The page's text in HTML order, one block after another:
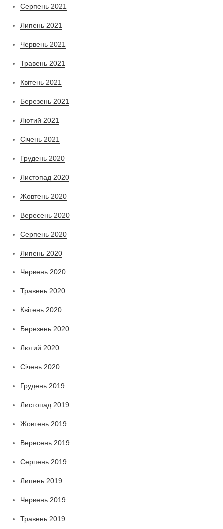
Серпень 2021
Липень 2021
Червень 2021
Травень 2021
Квітень 2021
Березень 2021
Лютий 2021
Січень 2021
Грудень 2020
Листопад 2020
Жовтень 2020
Вересень 2020
Серпень 2020
Липень 2020
Червень 2020
Травень 2020
Квітень 2020
Березень 2020
Лютий 2020
Січень 2020
Грудень 2019
Листопад 2019
Жовтень 2019
Вересень 2019
Серпень 2019
Липень 2019
Червень 2019
Травень 2019